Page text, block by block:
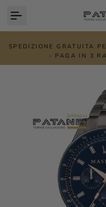
SPEDIZIONE GRATUITA
- PAGA IN 3